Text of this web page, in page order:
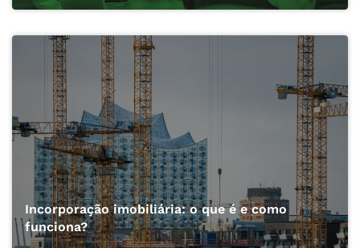
Incorporação imobiliária: o que é e como
funciona?